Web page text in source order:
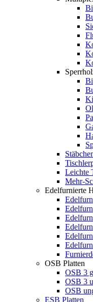
Leichte
Mehr-
Edelfurnierte
OSB Platten
OSB 3
OSB 3
OSB
ESB Platten